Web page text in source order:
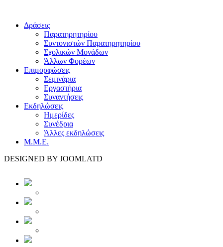
Δράσεις
Παρατηρητηρίου
Συντονιστών Παρατηρητηρίου
Σχολικών Μονάδων
Άλλων Φορέων
Επιμορφώσεις
Σεμινάρια
Εργαστήρια
Συναντήσεις
Εκδηλώσεις
Ημερίδες
Συνέδρια
Άλλες εκδηλώσεις
Μ.Μ.Ε.
DESIGNED BY JOOMLATD